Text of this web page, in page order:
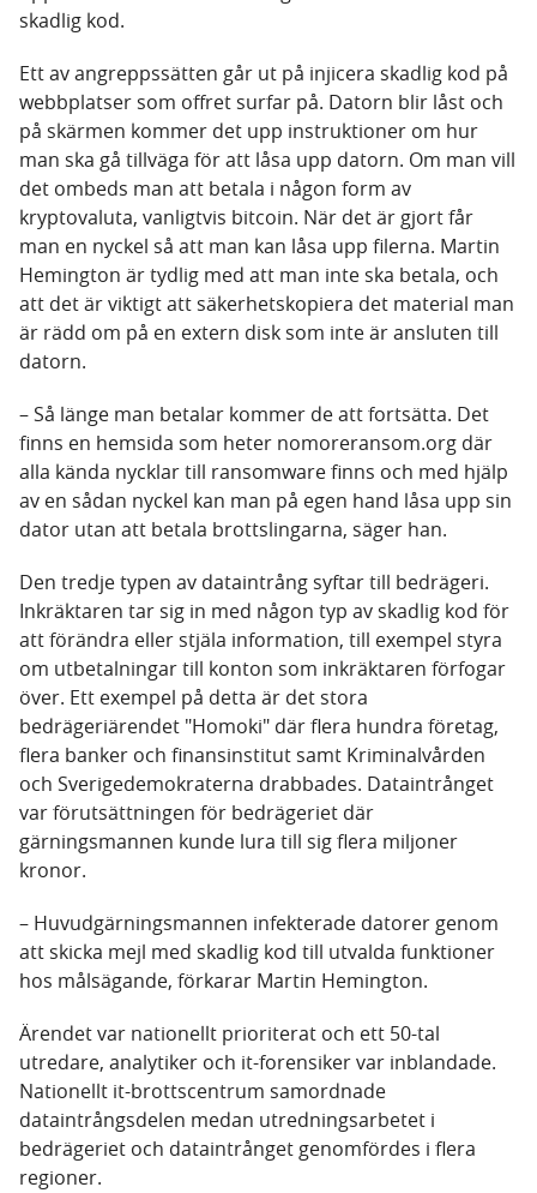
skadlig kod.
Ett av angreppssätten går ut på injicera skadlig kod på
webbplatser som offret surfar på. Datorn blir låst och
på skärmen kommer det upp instruktioner om hur
man ska gå tillväga för att låsa upp datorn. Om man vill
det ombeds man att betala i någon form av
kryptovaluta, vanligtvis bitcoin. När det är gjort får
man en nyckel så att man kan låsa upp filerna. Martin
Hemington är tydlig med att man inte ska betala, och
att det är viktigt att säkerhetskopiera det material man
är rädd om på en extern disk som inte är ansluten till
datorn.
– Så länge man betalar kommer de att fortsätta. Det
finns en hemsida som heter nomoreransom.org där
alla kända nycklar till ransomware finns och med hjälp
av en sådan nyckel kan man på egen hand låsa upp sin
dator utan att betala brottslingarna, säger han.
Den tredje typen av dataintrång syftar till bedrägeri.
Inkräktaren tar sig in med någon typ av skadlig kod för
att förändra eller stjäla information, till exempel styra
om utbetalningar till konton som inkräktaren förfogar
över. Ett exempel på detta är det stora
bedrägeriärendet "Homoki" där flera hundra företag,
flera banker och finansinstitut samt Kriminalvården
och Sverigedemokraterna drabbades. Dataintrånget
var förutsättningen för bedrägeriet där
gärningsmannen kunde lura till sig flera miljoner
kronor.
– Huvudgärningsmannen infekterade datorer genom
att skicka mejl med skadlig kod till utvalda funktioner
hos målsägande, förkarar Martin Hemington.
Ärendet var nationellt prioriterat och ett 50-tal
utredare, analytiker och it-forensiker var inblandade.
Nationellt it-brottscentrum samordnade
dataintrångsdelen medan utredningsarbetet i
bedrägeriet och dataintrånget genomfördes i flera
regioner.